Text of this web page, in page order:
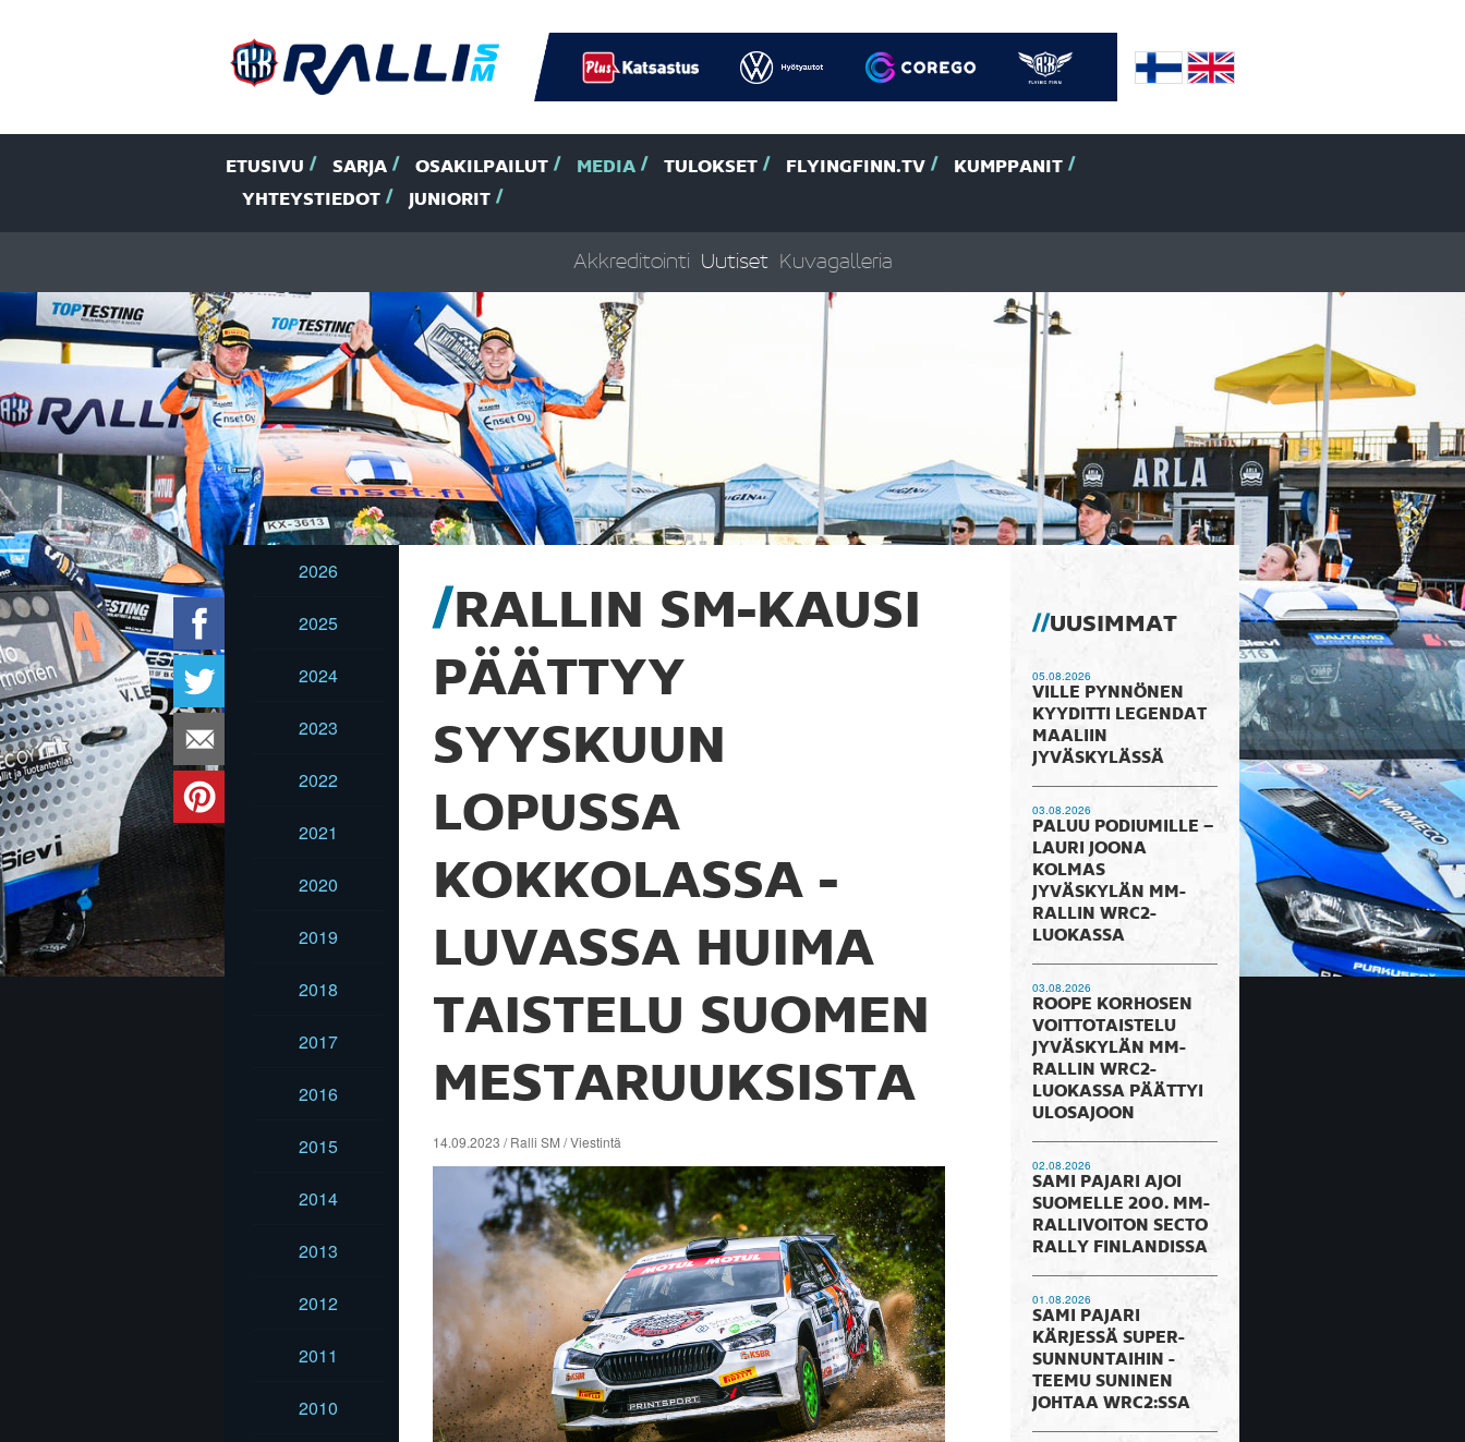
ETUSIVU SARJA OSAKILPAILUT MEDIA TULOKSET FLYINGFINN.TV
KUMPPANIT
YHTEYSTIEDOT
JUNIORIT
Akkreditointi Uutiset Kuvagalleria
2026
2025
2024
2023
2022
2021
2020
2019
2018
2017
2016
2015
2014
2013
2012
2011
2010
RALLIN SM-KAUSI
PÄÄTTYY
SYYSKUUN
LOPUSSA
KOKKOLASSA -
LUVASSA HUIMA
TAISTELU SUOMEN
MESTARUUKSISTA
14.09.2023 / Ralli SM / Viestintä
UUSIMMAT
05.08.2026
VILLE PYNNÖNEN
KYYDITTI LEGENDAT
MAALIIN
JYVÄSKYLÄSSÄ
03.08.2026
PALUU PODIUMILLE –
LAURI JOONA
KOLMAS
JYVÄSKYLÄN MM-
RALLIN WRC2-
LUOKASSA
03.08.2026
ROOPE KORHOSEN
VOITTOTAISTELU
JYVÄSKYLÄN MM-
RALLIN WRC2-
LUOKASSA PÄÄTTYI
ULOSAJOON
02.08.2026
SAMI PAJARI AJOI
SUOMELLE 200. MM-
RALLIVOITON SECTO
RALLY FINLANDISSA
01.08.2026
SAMI PAJARI
KÄRJESSÄ SUPER-
SUNNUNTAIHIN -
TEEMU SUNINEN
JOHTAA WRC2:SSA